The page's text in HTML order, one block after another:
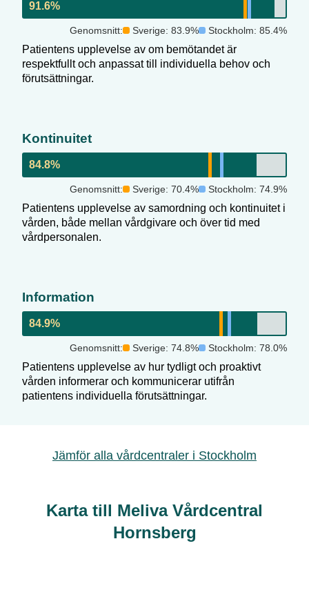
91.6%
Genomsnitt: Sverige: 83.9% Stockholm: 85.4%
Patientens upplevelse av om bemötandet är
respektfullt och anpassat till individuella behov och
förutsättningar.
Kontinuitet
84.8%
Genomsnitt: Sverige: 70.4% Stockholm: 74.9%
Patientens upplevelse av samordning och kontinuitet i
vården, både mellan vårdgivare och över tid med
vårdpersonalen.
Information
84.9%
Genomsnitt: Sverige: 74.8% Stockholm: 78.0%
Patientens upplevelse av hur tydligt och proaktivt
vården informerar och kommunicerar utifrån
patientens individuella förutsättningar.
Jämför alla vårdcentraler i Stockholm
Karta till Meliva Vårdcentral
Hornsberg